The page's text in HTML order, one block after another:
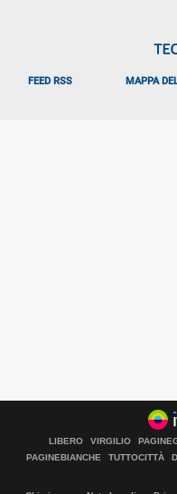
FEED RSS MAPPA
LIBERO VIRGILIO
PAGINEBIANCHE
TUTTOCITTÀ